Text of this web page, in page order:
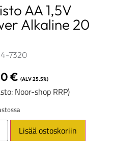
AA 1,5V
Alkaline 20
7320
€ (ALV 25.5%)
Noor-shop RRP)
Lisää ostoskoriin